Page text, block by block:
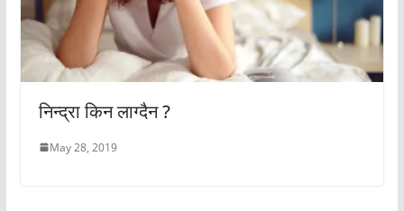
निन्द्रा किन लाग्दैन ?
May 28, 2019